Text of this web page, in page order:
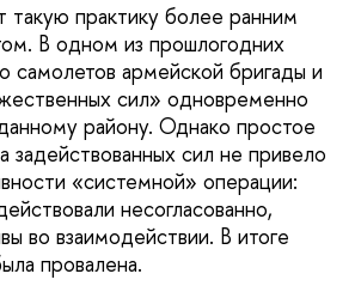
такую практику более ранним
В одном из прошлогодних
самолетов армейской бригады и
сил» одновременно
району. Однако простое
задействованных сил не привело
«системной» операции:
несогласованно,
во взаимодействии. В итоге
провалена.